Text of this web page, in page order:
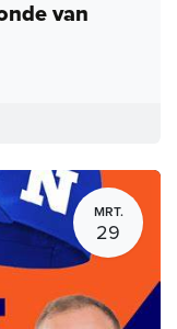
van
MRT.
29